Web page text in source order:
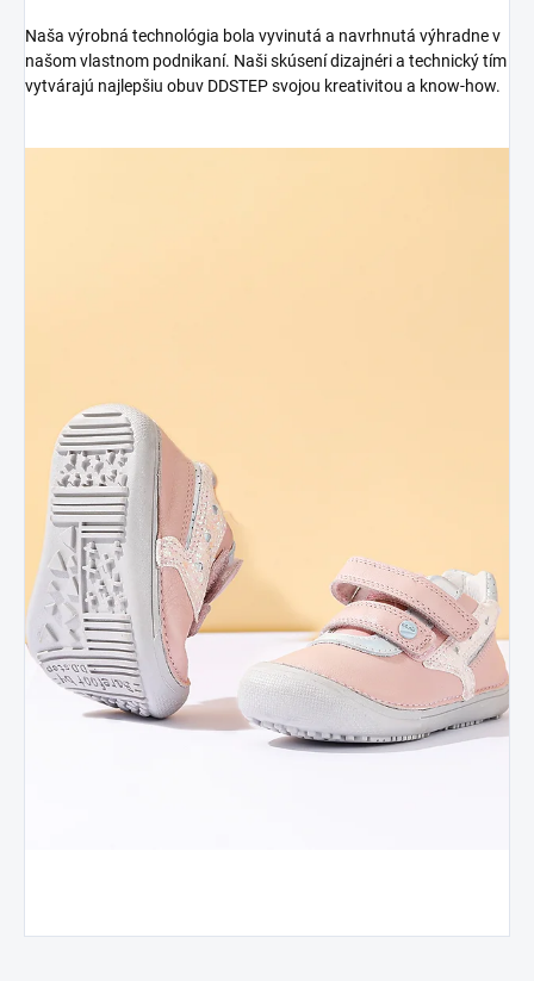
Naša výrobná technológia bola vyvinutá a navrhnutá výhradne v
našom vlastnom podnikaní. Naši skúsení dizajnéri a technický tím
vytvárajú najlepšiu obuv DDSTEP svojou kreativitou a know-how.